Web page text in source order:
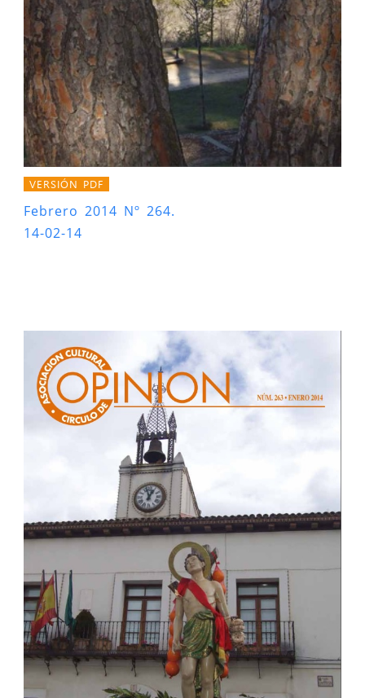
VERSIÓN PDF
Febrero 2014 Nº 264.
14-02-14